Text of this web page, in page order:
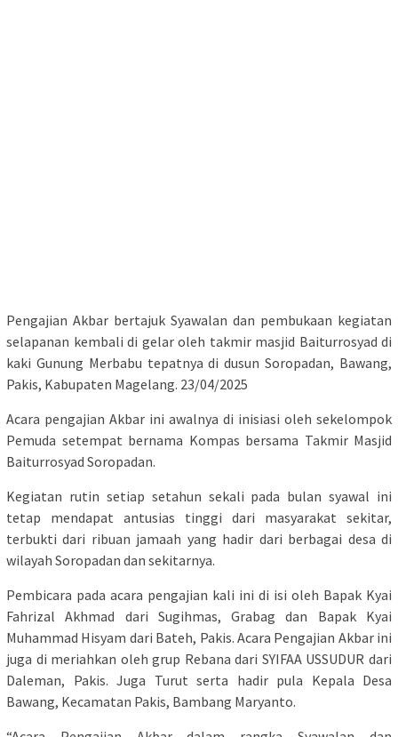
Pengajian Akbar bertajuk Syawalan dan pembukaan kegiatan
selapanan kembali di gelar oleh takmir masjid Baiturrosyad di
kaki Gunung Merbabu tepatnya di dusun Soropadan, Bawang,
Pakis, Kabupaten Magelang. 23/04/2025
Acara pengajian Akbar ini awalnya di inisiasi oleh sekelompok
Pemuda setempat bernama Kompas bersama Takmir Masjid
Baiturrosyad Soropadan.
Kegiatan rutin setiap setahun sekali pada bulan syawal ini
tetap mendapat antusias tinggi dari masyarakat sekitar,
terbukti dari ribuan jamaah yang hadir dari berbagai desa di
wilayah Soropadan dan sekitarnya.
Pembicara pada acara pengajian kali ini di isi oleh Bapak Kyai
Fahrizal Akhmad dari Sugihmas, Grabag dan Bapak Kyai
Muhammad Hisyam dari Bateh, Pakis. Acara Pengajian Akbar ini
juga di meriahkan oleh grup Rebana dari SYIFAA USSUDUR dari
Daleman, Pakis. Juga Turut serta hadir pula Kepala Desa
Bawang, Kecamatan Pakis, Bambang Maryanto.